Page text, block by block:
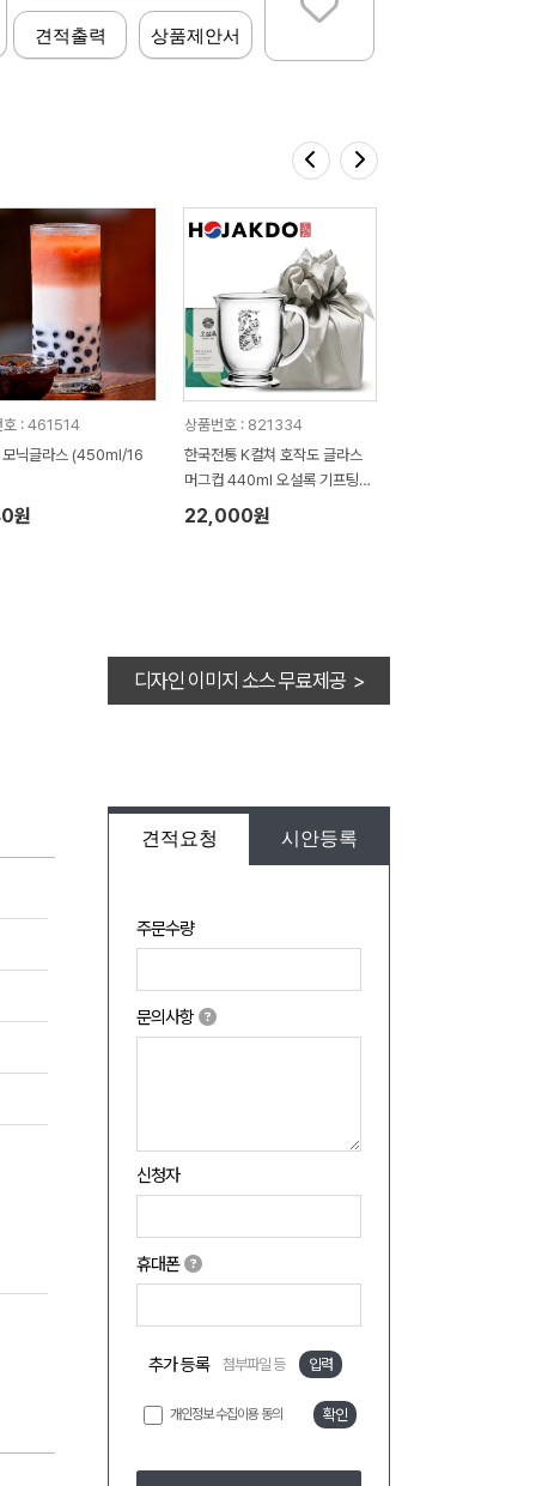
견적출력 상품제안서
호 : 461514
닉글라스 (450ml/16
원
상품번호 : 821334
한국전통 K컬쳐 호작도 글라스
머그컵 440ml 오설록 기프팅
(보자기 포장)
22,000원
디자인 이미지 소스 무료제공 >
견적요청 시안등록
주문수량
문의사항
신청자
휴대폰
추가 등록 첨부파일 등 입력
개인정보 수집이용 동의 확인